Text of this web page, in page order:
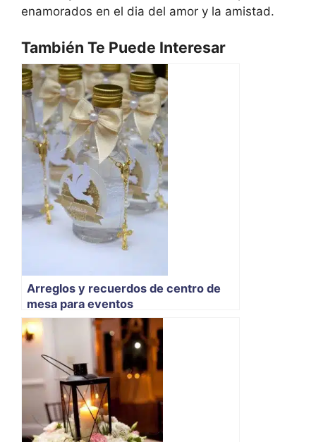
enamorados en el dia del amor y la amistad.
También Te Puede Interesar
Arreglos y recuerdos de centro de
mesa para eventos